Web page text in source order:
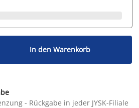
In den Warenkorb
- Rückgabe in jeder JYSK-Filiale